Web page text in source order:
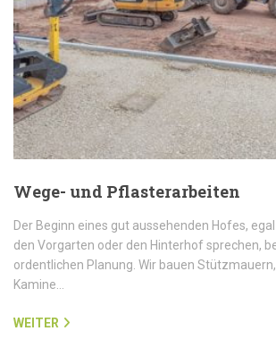
Wege- und Pflasterarbeiten
Der Beginn eines gut aussehenden Hofes,
den Vorgarten oder den Hinterhof sprechen,
ordentlichen Planung. Wir bauen
Kamine…
WEITER